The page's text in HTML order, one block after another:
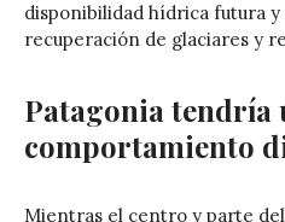
disponibilidad hídrica futura
recuperación de glaciares y
Patagonia tendría
comportamiento
Mientras el centro y parte